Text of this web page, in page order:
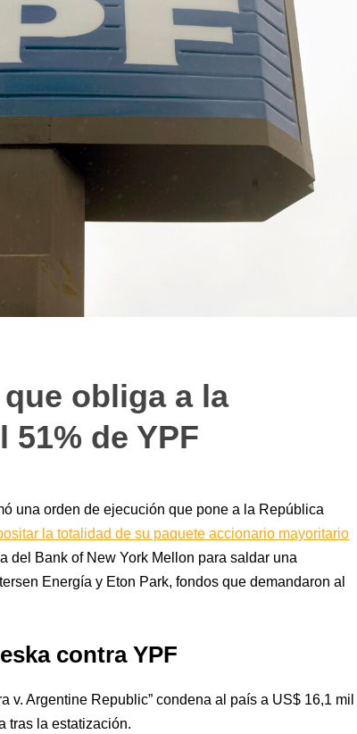
obliga a la
de YPF
una orden de ejecución que pone a la República
la totalidad de su paquete accionario mayoritario
del Bank of New York Mellon para saldar una
Energía y Eton Park, fondos que demandaron al
contra YPF
v. Argentine Republic” condena al país a US$ 16,1 mil
tras la estatización.